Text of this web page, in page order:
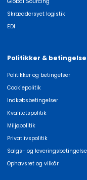
Skræddersyet logistik
EDI
Politikker &
Politikker og betingelser
Cookiepolitik
Indkøbsbetingelser
Kvalitetspolitik
Miljøpolitik
Privatlivspolitik
Salgs- og
Ophavsret og vilkår